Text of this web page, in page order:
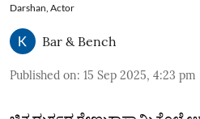
Darshan, Actor
Bar & Bench
Published on: 15 Sep 2025, 4:23 pm